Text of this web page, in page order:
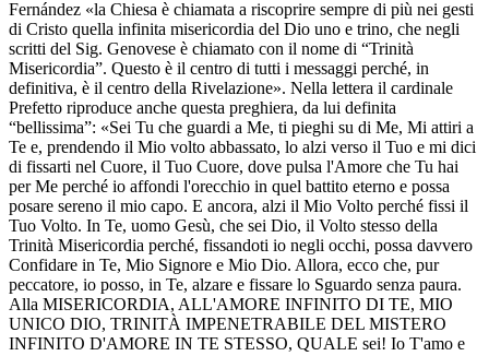
Fernández «la Chiesa è chiamata a riscoprire sempre di più nei gesti
di Cristo quella infinita misericordia del Dio uno e trino, che negli
scritti del Sig. Genovese è chiamato con il nome di “Trinità
Misericordia”. Questo è il centro di tutti i messaggi perché, in
definitiva, è il centro della Rivelazione». Nella lettera il cardinale
Prefetto riproduce anche questa preghiera, da lui definita
“bellissima”: «Sei Tu che guardi a Me, ti pieghi su di Me, Mi attiri a
Te e, prendendo il Mio volto abbassato, lo alzi verso il Tuo e mi dici
di fissarti nel Cuore, il Tuo Cuore, dove pulsa l'Amore che Tu hai
per Me perché io affondi l'orecchio in quel battito eterno e possa
posare sereno il mio capo. E ancora, alzi il Mio Volto perché fissi il
Tuo Volto. In Te, uomo Gesù, che sei Dio, il Volto stesso della
Trinità Misericordia perché, fissandoti io negli occhi, possa davvero
Confidare in Te, Mio Signore e Mio Dio. Allora, ecco che, pur
peccatore, io posso, in Te, alzare e fissare lo Sguardo senza paura.
Alla MISERICORDIA, ALL'AMORE INFINITO DI TE, MIO
UNICO DIO, TRINITÀ IMPENETRABILE DEL MISTERO
INFINITO D'AMORE IN TE STESSO, QUALE sei! Io T'amo e